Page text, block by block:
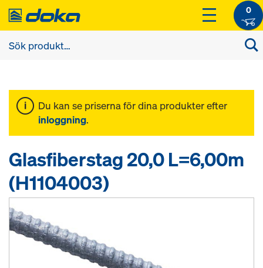
0
Du kan se priserna för dina produkter efter
inloggning.
Glasfiberstag 20,0 L=6,00m
(H1104003)